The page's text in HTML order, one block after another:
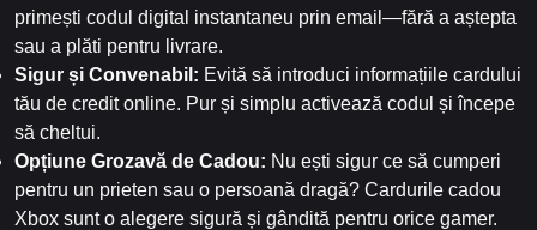
primești codul digital instantaneu prin email—fără a aștepta
sau a plăti pentru livrare.
Sigur și Convenabil: Evită să introduci informațiile cardului
tău de credit online. Pur și simplu activează codul și începe
să cheltui.
Opțiune Grozavă de Cadou: Nu ești sigur ce să cumperi
pentru un prieten sau o persoană dragă? Cardurile cadou
Xbox sunt o alegere sigură și gândită pentru orice gamer.